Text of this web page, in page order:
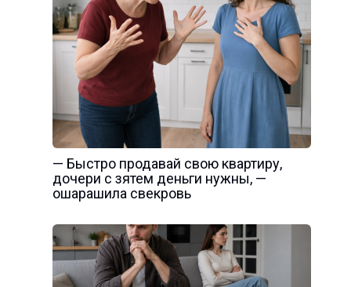
— Быстро продавай свою квартиру,
дочери с зятем деньги нужны, —
ошарашила свекровь